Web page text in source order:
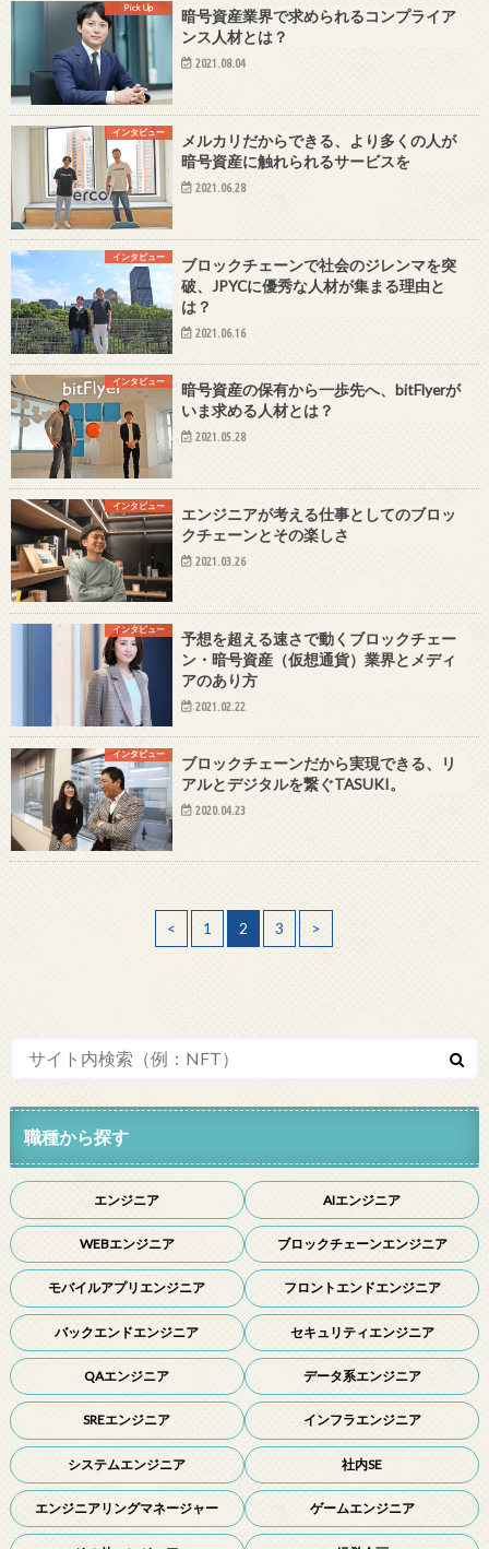
Pick Up
暗号資産業界で求められるコンプライア
ンス人材とは？
2021.08.04
インタビュー
メルカリだからできる、より多くの人が
暗号資産に触れられるサービスを
2021.06.28
インタビュー
ブロックチェーンで社会のジレンマを突
破、JPYCに優秀な人材が集まる理由と
は？
2021.06.16
インタビュー
暗号資産の保有から一歩先へ、bitFlyerが
いま求める人材とは？
2021.05.28
インタビュー
エンジニアが考える仕事としてのブロッ
クチェーンとその楽しさ
2021.03.26
インタビュー
予想を超える速さで動くブロックチェー
ン・暗号資産（仮想通貨）業界とメディ
アのあり方
2021.02.22
インタビュー
ブロックチェーンだから実現できる、リ
アルとデジタルを繋ぐTASUKI。
2020.04.23
< 1 2 3 >
職種から探す
エンジニア AIエンジニア
WEBエンジニア ブロックチェーンエンジニア
モバイルアプリエンジニア フロントエンドエンジニア
バックエンドエンジニア セキュリティエンジニア
QAエンジニア データ系エンジニア
SREエンジニア インフラエンジニア
システムエンジニア 社内SE
エンジニアリングマネージャー ゲームエンジニア